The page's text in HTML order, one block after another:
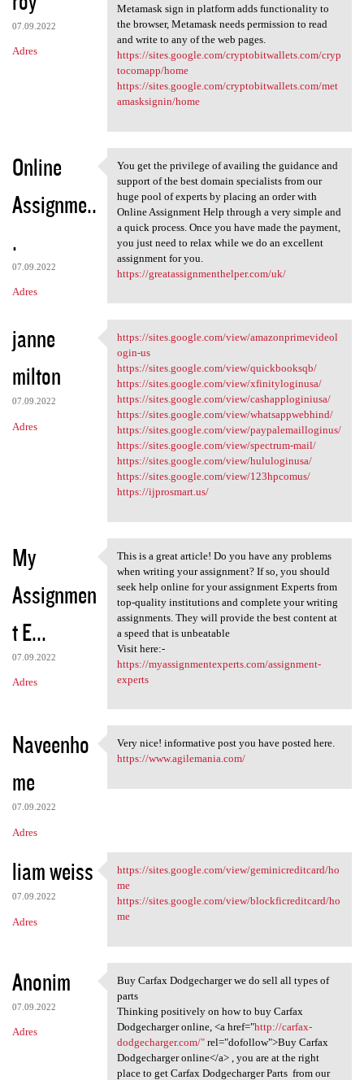
07.09.2022
Adres
Metamask sign in platform adds functionality to
the browser, Metamask needs permission to read
and write to any of the web pages.
https://sites.google.com/cryptobitwallets.com/cryp
tocomapp/home
https://sites.google.com/cryptobitwallets.com/met
amasksignin/home
Online
Assignme..
.
07.09.2022
Adres
You get the privilege of
You get the privilege of availing the guidance and
support of the best domain specialists from our
huge pool of experts by placing an order with
Online Assignment Help through a very simple and
a quick process. Once you have made the payment,
you just need to relax while we do an excellent
assignment for you.
https://greatassignmenthelper.com/uk/
janne
milton
07.09.2022
Adres
https://sites.google.com/view
https://sites.google.com/view/amazonprimevideol
ogin-us
https://sites.google.com/view/quickbooksqb/
https://sites.google.com/view/xfinityloginusa/
https://sites.google.com/view/cashapploginiusa/
https://sites.google.com/view/whatsappwebhind/
https://sites.google.com/view/paypalemailloginus/
https://sites.google.com/view/spectrum-mail/
https://sites.google.com/view/hululoginusa/
https://sites.google.com/view/123hpcomus/
https://ijprosmart.us/
My
Assignmen
t E...
07.09.2022
Adres
This is a great article! Do
This is a great article! Do you have any problems
when writing your assignment? If so, you should
seek help online for your assignment Experts from
top-quality institutions and complete your writing
assignments. They will provide the best content at
a speed that is unbeatable
Visit here:-
https://myassignmentexperts.com/assignment-
experts
Naveenho
me
07.09.2022
Adres
Very nice! informative post
Very nice! informative post you have posted here.
https://www.agilemania.com/
liam weiss
07.09.2022
Adres
https://sites.google.com/view
https://sites.google.com/view/geminicreditcard/ho
me
https://sites.google.com/view/blockficreditcard/ho
me
Anonim
07.09.2022
Adres
Buy Carfax Dodgecharger we
Buy Carfax Dodgecharger we do sell all types of
parts
Thinking positively on how to buy Carfax
Dodgecharger online, <a href="http://carfax-
dodgecharger.com/"rel="dofollow">Buy Carfax
Dodgecharger online</a> , you are at the right
place to get Carfax Dodgecharger Parts from our